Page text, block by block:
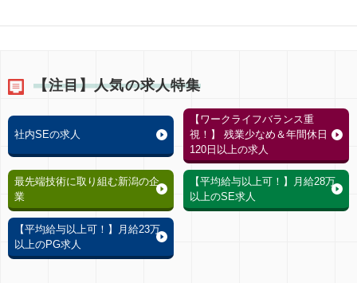
【注目】人気の求人特集
社内SEの求人
【ワークライフバランス重
視！】 残業少なめ＆年間休日
120日以上の求人
最先端技術に取り組む新潟の企
業
【平均給与以上可！】月給28万
以上のSE求人
【平均給与以上可！】月給23万
以上のPG求人